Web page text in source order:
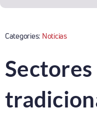
Categories: Noticias
Sectores